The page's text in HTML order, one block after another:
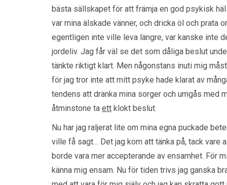
bästa sällskapet för att främja en god psykisk
var mina älskade vänner, och dricka öl och prata
egentligen inte ville leva längre, var kanske inte
jordeliv. Jag får väl se det som dåliga beslut
tänkte riktigt klart. Men någonstans inuti mig
för jag tror inte att mitt psyke hade klarat av
tendens att dränka mina sorger och umgås med
åtminstone ta ett klokt beslut.
Nu har jag raljerat lite om mina egna puckade
ville få sagt… Det jag kom att tänka på, tack vare
borde vara mer accepterande av ensamhet. För
känna mig ensam. Nu för tiden trivs jag ganska